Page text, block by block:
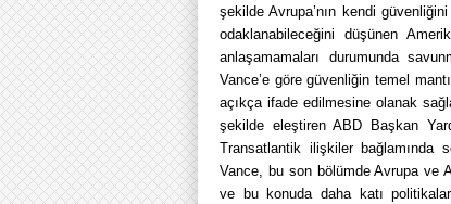
şekilde Avrupa’nın kendi
odaklanabileceğini düşünen
anlaşamamaları durumunda
Vance’e göre güvenliğin temel
açıkça ifade edilmesine olanak
şekilde eleştiren ABD Başkan
Transatlantik ilişkiler bağlamında
Vance, bu son bölümde Avrupa ve
ve bu konuda daha katı